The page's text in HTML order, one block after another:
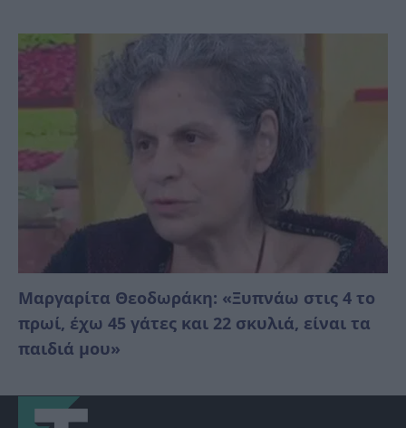
Μαργαρίτα Θεοδωράκη: «Ξυπνάω στις 4 το
πρωί, έχω 45 γάτες και 22 σκυλιά, είναι τα
παιδιά μου»